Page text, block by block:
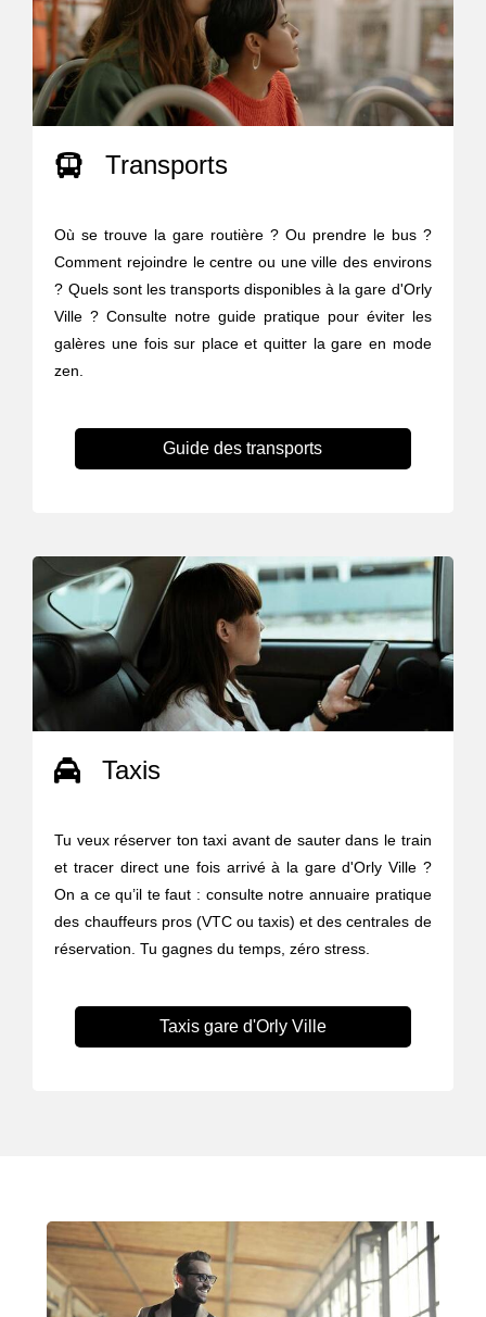
Transports
Où se trouve la gare routière ? Ou prendre le bus ?
Comment rejoindre le centre ou une ville des environs
? Quels sont les transports disponibles à la gare d'Orly
Ville ? Consulte notre guide pratique pour éviter les
galères une fois sur place et quitter la gare en mode
zen.
Guide des transports
Taxis
Tu veux réserver ton taxi avant de sauter dans le train
et tracer direct une fois arrivé à la gare d'Orly Ville ?
On a ce qu’il te faut : consulte notre annuaire pratique
des chauffeurs pros (VTC ou taxis) et des centrales de
réservation. Tu gagnes du temps, zéro stress.
Taxis gare d'Orly Ville